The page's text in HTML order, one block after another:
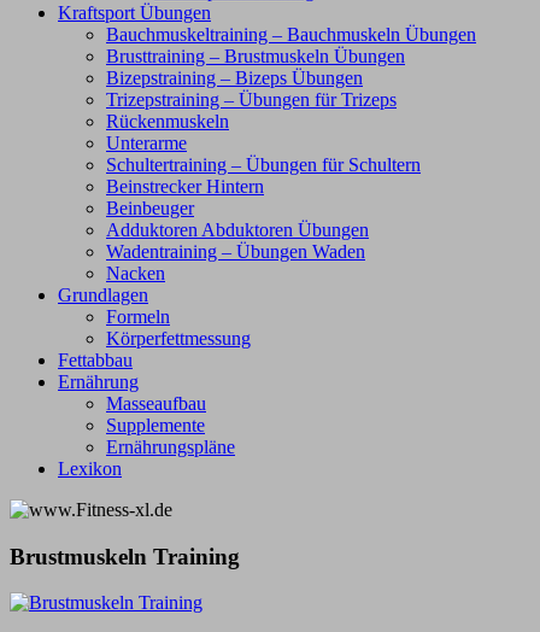
Kraftsport Übungen
Bauchmuskeltraining – Bauchmuskeln Übungen
Brusttraining – Brustmuskeln Übungen
Bizepstraining – Bizeps Übungen
Trizepstraining – Übungen für Trizeps
Rückenmuskeln
Unterarme
Schultertraining – Übungen für Schultern
Beinstrecker Hintern
Beinbeuger
Adduktoren Abduktoren Übungen
Wadentraining – Übungen Waden
Nacken
Grundlagen
Formeln
Körperfettmessung
Fettabbau
Ernährung
Masseaufbau
Supplemente
Ernährungspläne
Lexikon
Brustmuskeln Training